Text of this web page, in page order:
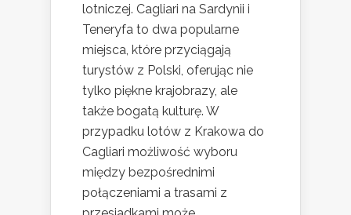
lotniczej. Cagliari na Sardynii i
Teneryfa to dwa popularne
miejsca, które przyciągają
turystów z Polski, oferując nie
tylko piękne krajobrazy, ale
także bogatą kulturę. W
przypadku lotów z Krakowa do
Cagliari możliwość wyboru
między bezpośrednimi
połączeniami a trasami z